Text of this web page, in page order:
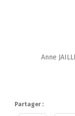
Anne
Partager :